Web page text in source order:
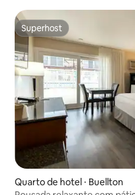
Superhost
Superhost
Quarto de hotel ⋅ Buellton